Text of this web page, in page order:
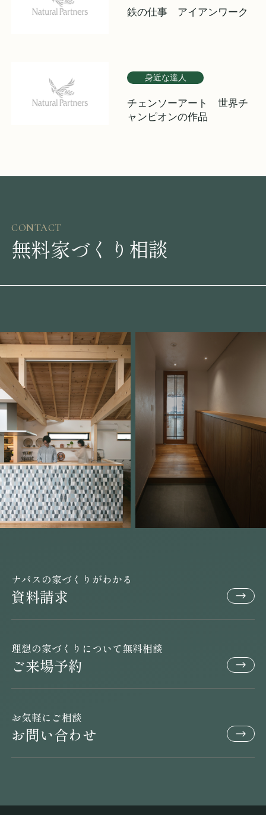
鉄の仕事 アイアンワーク
身近な達人
チェンソーアート 世界チ
ャンピオンの作品
CONTACT
無料家づくり相談
ナパスの家づくりがわかる
資料請求
理想の家づくりについて無料相談
ご来場予約
お気軽にご相談
お問い合わせ